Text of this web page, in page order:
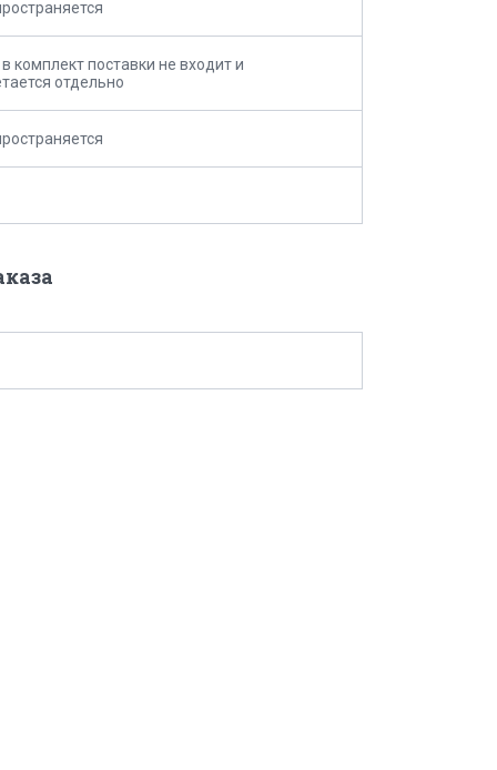
комплект поставки не входит и
отдельно